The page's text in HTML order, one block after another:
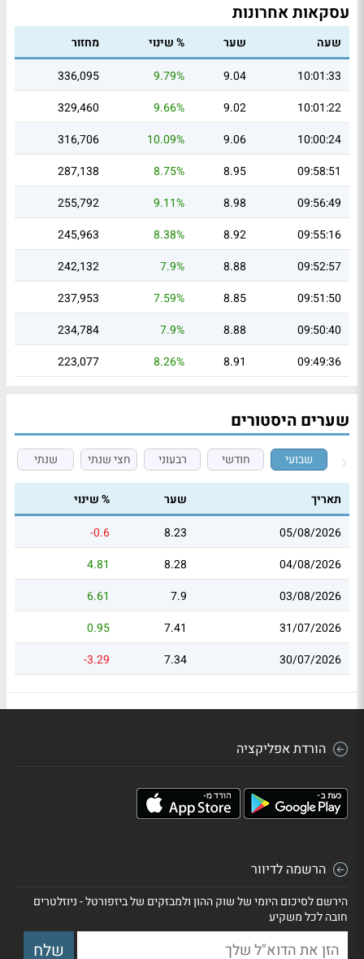
עסקאות אחרונות
שעה שער % שינוי
מחזור
10:01:33
9.04
9.79%
336,095
10:01:22
9.02
9.66%
329,460
10:00:24
9.06
10.09%
316,706
09:58:51
8.95
8.75%
287,138
09:56:49
8.98
9.11%
255,792
09:55:16
8.92
8.38%
245,963
09:52:57
8.88
7.9%
242,132
09:51:50
8.85
7.59%
237,953
09:50:40
8.88
7.9%
234,784
09:49:36
8.91
8.26%
223,077
שערים היסטורים
שבועי חודשי רבעוני חצי שנתי שנתי
תאריך שער
% שינוי
05/08/2026
8.23
-0.6
04/08/2026
8.28
4.81
03/08/2026
7.9
6.61
31/07/2026
7.41
0.95
30/07/2026
7.34
-3.29
הורדת אפליקציה
הרשמה לדיוור
הירשם לסיכום היומי של שוק ההון ולמבזקים של ביזפורטל - ניוזלטרים
חובה לכל משקיע